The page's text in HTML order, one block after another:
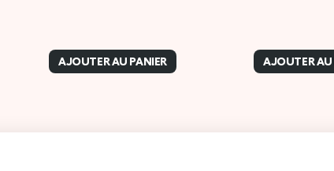
AJOUTER AU PANIER AJOUTER AU